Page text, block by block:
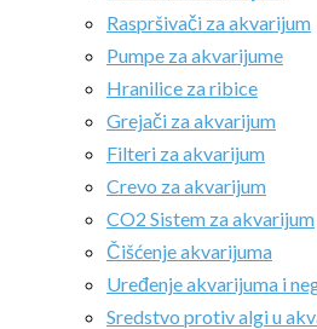
Raspršivači za akvarijum
Pumpe za akvarijume
Hranilice za ribice
Grejači za akvarijum
Filteri za akvarijum
Crevo za akvarijum
CO2 Sistem za akvarijum
Čišćenje akvarijuma
Uređenje akvarijuma i
Sredstvo protiv algi u